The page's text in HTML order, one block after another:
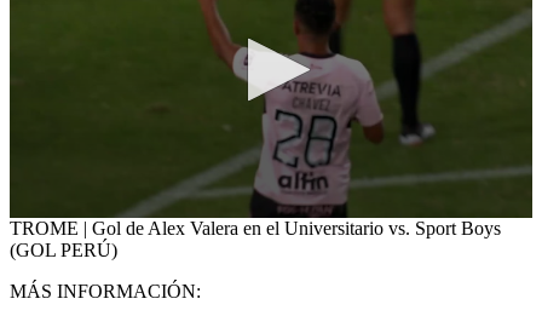
0
seconds
of
1
minute,
TROME | Gol de Alex Valera en el Universitario vs. Sport Boys
(GOL PERÚ)
MÁS INFORMACIÓN: